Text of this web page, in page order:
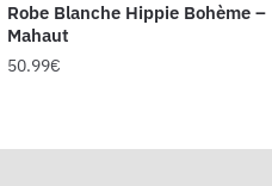
Robe Blanche Hippie Bohème –
Mahaut
50.99€